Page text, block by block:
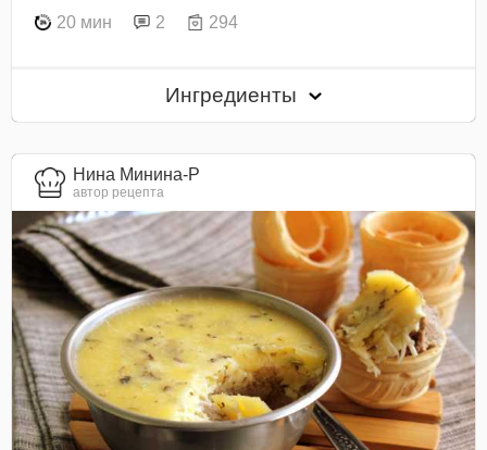
20 мин 2 294
Ингредиенты
Нина Минина-Р
автор рецепта